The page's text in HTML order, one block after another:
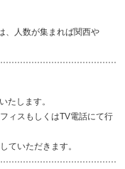
、人数が集まれば関西や
たします。
ィスもしくはTV電話にて行
ていただきます。